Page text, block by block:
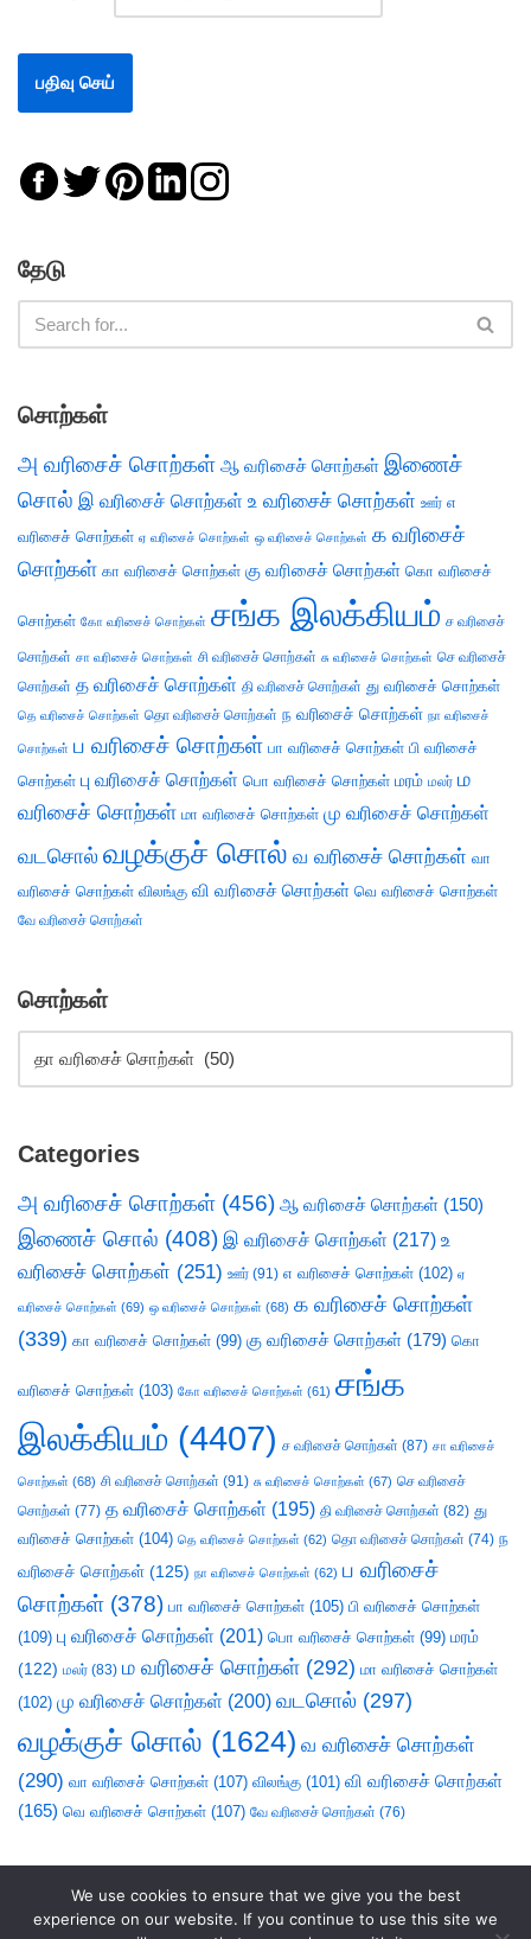
தேடு
சொற்கள்
அ வரிசைச் சொற்கள் ஆ வரிசைச் சொற்கள் இணைச்
சொல் இ வரிசைச் சொற்கள் உ வரிசைச் சொற்கள் ஊர் எ
வரிசைச் சொற்கள் ஏ வரிசைச் சொற்கள் ஒ வரிசைச் சொற்கள் க வரிசைச்
சொற்கள் கா வரிசைச் சொற்கள் கு வரிசைச் சொற்கள் கொ வரிசைச்
சொற்கள் கோ வரிசைச் சொற்கள் சங்க இலக்கியம் ச வரிசைச்
சொற்கள் சா வரிசைச் சொற்கள் சி வரிசைச் சொற்கள் சு வரிசைச் சொற்கள் செ வரிசைச்
சொற்கள் த வரிசைச் சொற்கள் தி வரிசைச் சொற்கள் து வரிசைச் சொற்கள்
தெ வரிசைச் சொற்கள் தொ வரிசைச் சொற்கள் ந வரிசைச் சொற்கள் நா வரிசைச்
சொற்கள் ப வரிசைச் சொற்கள் பா வரிசைச் சொற்கள் பி வரிசைச்
சொற்கள் பு வரிசைச் சொற்கள் பொ வரிசைச் சொற்கள் மரம் மலர் ம
வரிசைச் சொற்கள் மா வரிசைச் சொற்கள் மு வரிசைச் சொற்கள்
வடசொல் வழக்குச் சொல் வ வரிசைச் சொற்கள் வா
வரிசைச் சொற்கள் விலங்கு வி வரிசைச் சொற்கள் வெ வரிசைச் சொற்கள்
வே வரிசைச் சொற்கள்
சொற்கள்
Categories
அ வரிசைச் சொற்கள் (456) ஆ வரிசைச் சொற்கள் (150)
இணைச் சொல் (408) இ வரிசைச் சொற்கள் (217) உ
வரிசைச் சொற்கள் (251) ஊர் (91) எ வரிசைச் சொற்கள் (102) ஏ
வரிசைச் சொற்கள் (69) ஒ வரிசைச் சொற்கள் (68) க வரிசைச் சொற்கள்
(339) கா வரிசைச் சொற்கள் (99) கு வரிசைச் சொற்கள் (179) கொ
வரிசைச் சொற்கள் (103) கோ வரிசைச் சொற்கள் (61) சங்க
இலக்கியம் (4407) ச வரிசைச் சொற்கள் (87) சா வரிசைச்
சொற்கள் (68) சி வரிசைச் சொற்கள் (91) சு வரிசைச் சொற்கள் (67) செ வரிசைச்
சொற்கள் (77) த வரிசைச் சொற்கள் (195) தி வரிசைச் சொற்கள் (82) து
வரிசைச் சொற்கள் (104) தெ வரிசைச் சொற்கள் (62) தொ வரிசைச் சொற்கள் (74) ந
வரிசைச் சொற்கள் (125) நா வரிசைச் சொற்கள் (62) ப வரிசைச்
சொற்கள் (378) பா வரிசைச் சொற்கள் (105) பி வரிசைச் சொற்கள்
(109) பு வரிசைச் சொற்கள் (201) பொ வரிசைச் சொற்கள் (99) மரம்
(122) மலர் (83) ம வரிசைச் சொற்கள் (292) மா வரிசைச் சொற்கள்
(102) மு வரிசைச் சொற்கள் (200) வடசொல் (297)
வழக்குச் சொல் (1624) வ வரிசைச் சொற்கள்
(290) வா வரிசைச் சொற்கள் (107) விலங்கு (101) வி வரிசைச் சொற்கள்
(165) வெ வரிசைச் சொற்கள் (107) வே வரிசைச் சொற்கள் (76)
We use cookies to ensure that we give you the best
experience on our website. If you continue to use this site we